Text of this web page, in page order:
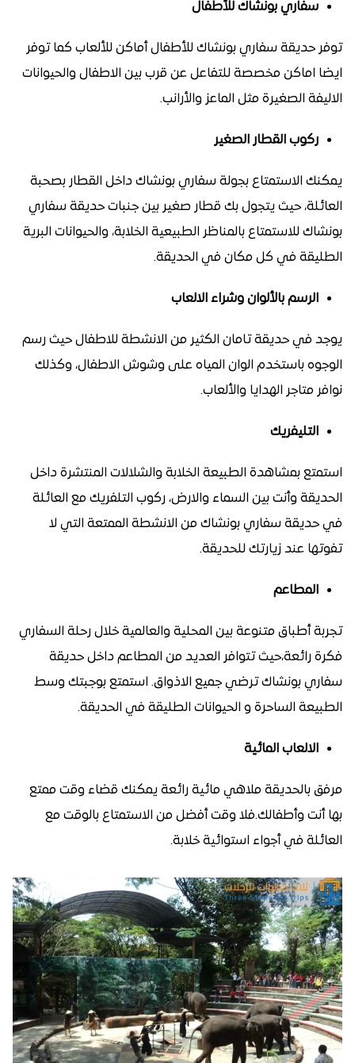
سفاري بونشاك للأطفال
توفر حديقة سفاري بونشاك للأطفال أماكن للألعاب كما توفر
ايضا اماكن مخصصة للتفاعل عن قرب بين الاطفال والحيوانات
الاليفة الصغيرة مثل الماعز والأرانب.
ركوب القطار الصغير
يمكنك الاستمتاع بجولة سفاري بونشاك داخل القطار بصحبة
العائلة، حيث يتجول بك قطار صغير بين جنبات حديقة سفاري
بونشاك للاستمتاع بالمناظر الطبيعية الخلابة، والحيوانات البرية
الطليقة في كل مكان في الحديقة.
الرسم بالألوان وشراء الالعاب
يوجد في حديقة تامان الكثير من الانشطة للاطفال حيث رسم
الوجوه باستخدم الوان المياه على وشوش الاطفال، وكذلك
نوافر متاجر الهدايا والألعاب.
التليفريك
استمتع بمشاهدة الطبيعة الخلابة والشلالات المنتشرة داخل
الحديقة وأنت بين السماء والارض، ركوب التلفريك مع العائلة
في حديقة سفاري بونشاك من الانشطة الممتعة التي لا
تفوتها عند زيارتك للحديقة.
المطاعم
تجربة أطباق متنوعة بين المحلية والعالمية خلال رحلة السفاري
فكرة رائعة،حيث تتوافر العديد من المطاعم داخل حديقة
سفاري بونشاك ترضي جميع الاذواق. استمتع بوجبتك وسط
الطبيعة الساحرة و الحيوانات الطليقة في الحديقة.
الالعاب المائية
مرفق بالحديقة ملاهي مائية رائعة يمكنك قضاء وقت ممتع
بها أنت وأطفالك.فلا وقت أفضل من الاستمتاع بالوقت مع
العائلة في أجواء استوائية خلابة.